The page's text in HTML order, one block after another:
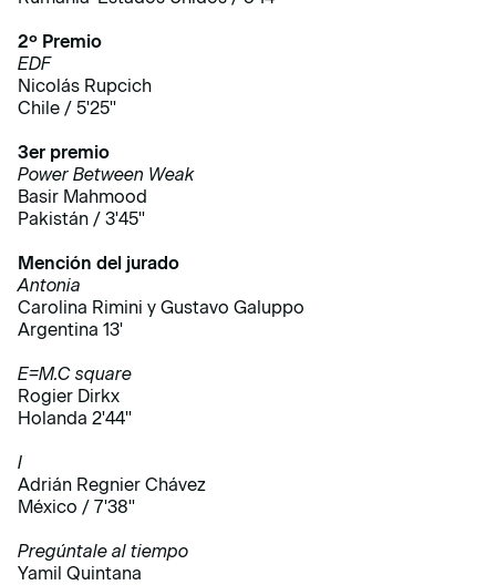
2º Premio
EDF
Nicolás Rupcich
Chile / 5'25''
3er premio
Power Between Weak
Basir Mahmood
Pakistán / 3'45''
Mención del jurado
Antonia
Carolina Rimini y Gustavo Galuppo
Argentina 13'
E=M.C square
Rogier Dirkx
Holanda 2'44''
I
Adrián Regnier Chávez
México / 7'38''
Pregúntale al tiempo
Yamil Quintana